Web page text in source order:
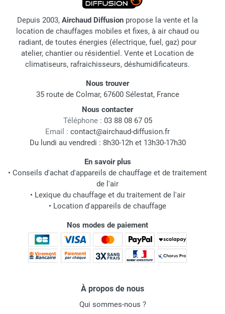
Depuis 2003, Airchaud Diffusion propose la vente et la
location de chauffages mobiles et fixes, à air chaud ou
radiant, de toutes énergies (électrique, fuel, gaz) pour
atelier, chantier ou résidentiel. Vente et Location de
climatiseurs, rafraichisseurs, déshumidificateurs.
Nous trouver
35 route de Colmar, 67600 Sélestat, France
Nous contacter
Téléphone : 03 88 08 67 05
Email : contact@airchaud-diffusion.fr
Du lundi au vendredi : 8h30-12h et 13h30-17h30
En savoir plus
• Conseils d'achat d'appareils de chauffage et de traitement
de l'air
• Lexique du chauffage et du traitement de l'air
• Location d'appareils de chauffage
Nos modes de paiement
À propos de nous
Qui sommes-nous ?